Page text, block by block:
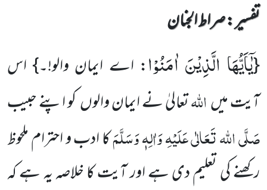
تفسیر : ‎صراط الجنان
{یٰۤاَیُّهَا الَّذِیْنَ اٰمَنُوْا: اے ایمان والو!۔} اس
آیت میںاللہتعالیٰ نے ایمان والوں کو اپنے حبیب
صَلَّی اللہ تَعَالٰی عَلَیْہِ وَاٰلِہٖ وَسَلَّمَکا ادب و احترام ملحوظ
رکھنے کی تعلیم دی ہے اور آیت کا خلاصہ یہ ہے کہ